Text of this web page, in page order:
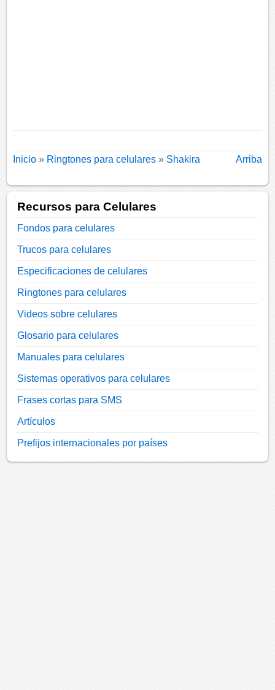
Inicio » Ringtones para celulares » Shakira Arriba
Recursos para Celulares
Fondos para celulares
Trucos para celulares
Especificaciones de celulares
Ringtones para celulares
Videos sobre celulares
Glosario para celulares
Manuales para celulares
Sistemas operativos para celulares
Frases cortas para SMS
Artículos
Prefijos internacionales por países